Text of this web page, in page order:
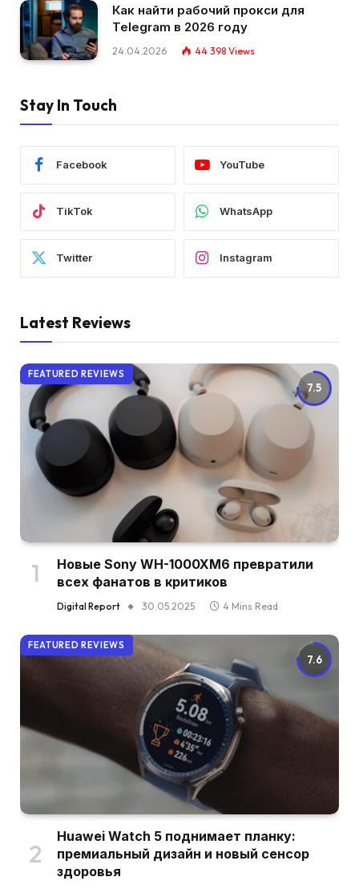
Как найти рабочий прокси для
Telegram в 2026 году
24.04.2026 44 398 Views
Stay In Touch
Facebook YouTube
TikTok WhatsApp
Twitter Instagram
Latest Reviews
7.5
FEATURED REVIEWS
Новые Sony WH-1000XM6 превратили
всех фанатов в критиков
Digital Report 30.05.2025 4 Mins Read
7.6
FEATURED REVIEWS
Huawei Watch 5 поднимает планку:
премиальный дизайн и новый сенсор
здоровья